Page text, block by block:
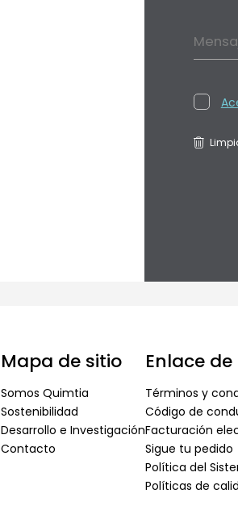
Mapa de sitio
Somos Quimtia
Sostenibilidad
Desarrollo e Investigación
Contacto
Enlace
Términos y
Código de
Facturación
Sigue tu pedido
Política del
Políticas de